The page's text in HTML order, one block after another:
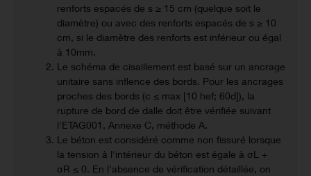
renforts espacés de s ≥ 15 cm (quelque soit le
diamètre) ou avec des renforts espacés de s ≥ 10
cm, si le diamètre des renforts est inférieur ou égal
à 10mm.
Le schéma de cisaillement est basé sur un ancrage
unitaire sans inflence des bords. Pour les ancrages
proches des bords (c ≤ max [10 hef; 60d]), la
rupture de bord de dalle doit être vérifiée suivant
l'ETAG001, Annexe C, méthode A.
Le béton est considéré comme non fissuré lorsque
la tension à l'intérieur du béton est égale à σL +
σR ≤ 0. En l'absence de vérification détaillée, on